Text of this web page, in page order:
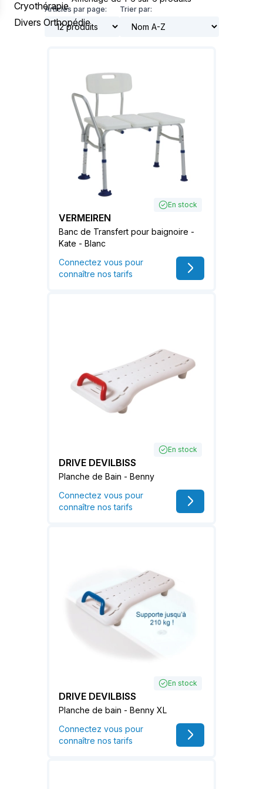
Cryothérapie
Divers Orthopédie
Articles par page: Trier par:
En stock
VERMEIREN
Banc de Transfert pour baignoire -
Kate - Blanc
Connectez vous pour
connaître nos tarifs
En stock
DRIVE DEVILBISS
Planche de Bain - Benny
Connectez vous pour
connaître nos tarifs
En stock
DRIVE DEVILBISS
Planche de bain - Benny XL
Connectez vous pour
connaître nos tarifs